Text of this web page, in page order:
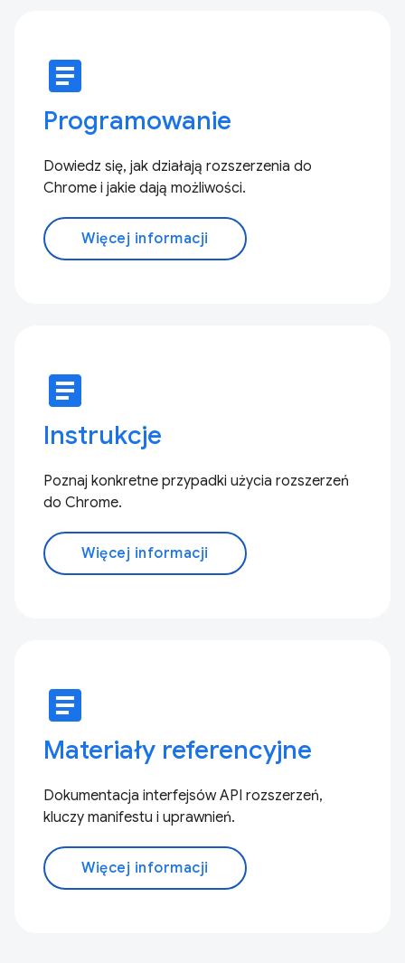
article
Programowanie
Dowiedz się, jak działają rozszerzenia do
Chrome i jakie dają możliwości.
Więcej informacji
article
Instrukcje
Poznaj konkretne przypadki użycia rozszerzeń
do Chrome.
Więcej informacji
article
Materiały referencyjne
Dokumentacja interfejsów API rozszerzeń,
kluczy manifestu i uprawnień.
Więcej informacji